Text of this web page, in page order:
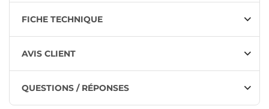
FICHE TECHNIQUE
AVIS CLIENT
QUESTIONS / RÉPONSES